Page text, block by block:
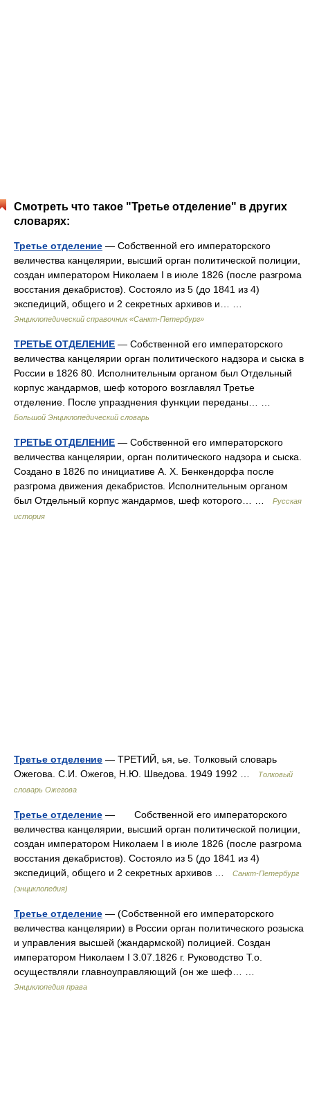
Смотреть что такое "Третье отделение" в других
словарях:
Третье отделение — Собственной его императорского
величества канцелярии, высший орган политической полиции,
создан императором Николаем I в июле 1826 (после разгрома
восстания декабристов). Состояло из 5 (до 1841 из 4)
экспедиций, общего и 2 секретных архивов и… …
Энциклопедический справочник «Санкт-Петербург»
ТРЕТЬЕ ОТДЕЛЕНИЕ — Собственной его императорского
величества канцелярии орган политического надзора и сыска в
России в 1826 80. Исполнительным органом был Отдельный
корпус жандармов, шеф которого возглавлял Третье
отделение. После упразднения функции переданы… …
Большой Энциклопедический словарь
ТРЕТЬЕ ОТДЕЛЕНИЕ — Собственной его императорского
величества канцелярии, орган политического надзора и сыска.
Создано в 1826 по инициативе А. X. Бенкендорфа после
разгрома движения декабристов. Исполнительным органом
был Отдельный корпус жандармов, шеф которого… …
Русская
история
Третье отделение — ТРЕТИЙ, ья, ье. Толковый словарь
Ожегова. С.И. Ожегов, Н.Ю. Шведова. 1949 1992 …
Толковый
словарь Ожегова
Третье отделение — Собственной его императорского
величества канцелярии, высший орган политической полиции,
создан императором Николаем I в июле 1826 (после разгрома
восстания декабристов). Состояло из 5 (до 1841 из 4)
экспедиций, общего и 2 секретных архивов …
Санкт-Петербург
(энциклопедия)
Третье отделение — (Собственной его императорского
величества канцелярии) в России орган политического розыска
и управления высшей (жандармской) полицией. Создан
императором Николаем I 3.07.1826 г. Руководство Т.о.
осуществляли главноуправляющий (он же шеф… …
Энциклопедия права